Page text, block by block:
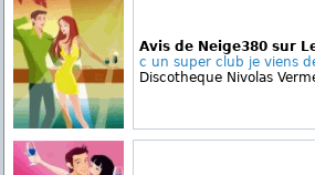
Avis de Neige380 sur
c un super club je viens
Discotheque Nivolas